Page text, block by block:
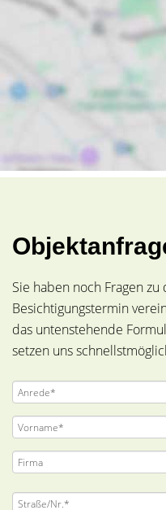
Sie haben noch Fragen
Besichtigungstermin
das untenstehende
setzen uns